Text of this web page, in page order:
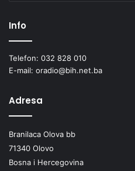
Info
Telefon: 032 828 010
E-mail: oradio@bih.net.ba
Adresa
Branilaca Olova bb
71340 Olovo
Bosna i Hercegovina